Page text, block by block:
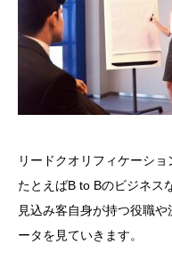
リードクオリフィケーショ
たとえばB to Bのビジネス
見込み客自身が持つ役職
ータを見ていきます。